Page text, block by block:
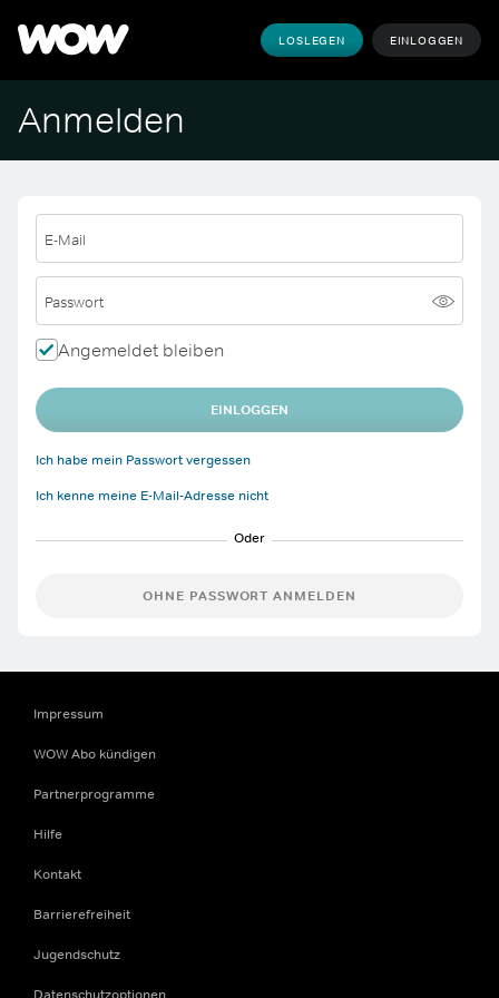
LOSLEGEN EINLOGGEN
Anmelden
E-Mail
Passwort
Angemeldet bleiben
EINLOGGEN
Ich habe mein Passwort vergessen
Ich kenne meine E-Mail-Adresse nicht
OHNE PASSWORT ANMELDEN
Impressum
WOW Abo kündigen
Partnerprogramme
Hilfe
Kontakt
Barrierefreiheit
Jugendschutz